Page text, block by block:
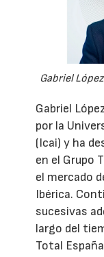
Gabriel
Gabriel
por la
(Icai) y ha
en el Grupo
el mercado
Ibérica.
sucesivas
largo del
Total